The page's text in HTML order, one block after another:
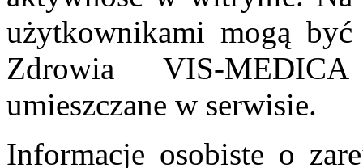
użytkownikami mogą
Zdrowia VIS-
umieszczane w serwisie.
Informacje osobiste o